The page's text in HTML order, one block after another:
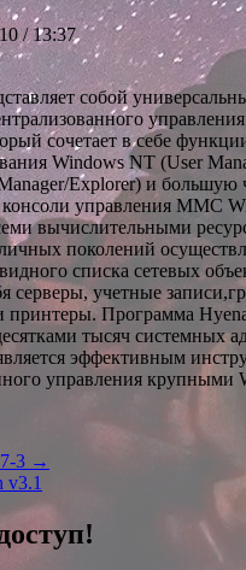
/ 13:37
собой
сочетает в себе
Windows NT (User
Explorer) и большую
управления MMC
вычислительными
поколений
списка сетевых
серверы, учетные
принтеры. Программа
тысяч системных
эффективным
управления крупными
3 →
v3.1